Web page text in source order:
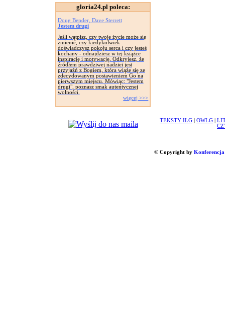
gloria24.pl poleca:
Doug Bender, Dave Sterrett
Jestem drugi
Jeśli wątpisz, czy twoje życie może się
zmienić, czy kiedykolwiek
doświadczysz pokoju serca i czy jesteś
kochany - odnajdziesz w tej książce
inspirację i motywację. Odkryjesz, że
źródłem prawdziwej nadziei jest
przyjaźń z Bogiem, która wiąże się ze
zdecydowanym postawieniem Go na
pierwszym miejscu. Mówiąc: "Jestem
drugi", poznasz smak autentycznej
wolności.
więcej >>>
TEKSTY ILG OWLG
© Copyright by Konferencja